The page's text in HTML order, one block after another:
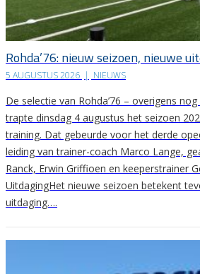
Rohda’76: nieuw seizoen, nieuwe
5 AUGUSTUS 2026 | NIEUWS
De selectie van Rohda’76 – overigens
trapte dinsdag 4 augustus het seizoen
training. Dat gebeurde voor het derde
leiding van trainer-coach Marco Lange,
Ranck, Erwin Griffioen en keeperstrainer
UitdagingHet nieuwe seizoen betekent
uitdaging….